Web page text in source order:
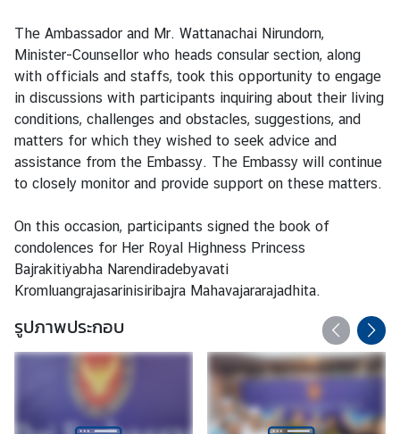
ธุ
ร
กิ
จ
|
B
u
s
i
n
e
s
s
ท่
The Ambassador and Mr. Wattanachai Nirundorn,
Minister-Counsellor who heads consular section, along
with officials and staffs, took this opportunity to engage
in discussions with participants inquiring about their living
conditions, challenges and obstacles, suggestions, and
matters for which they wished to seek advice and
assistance from the Embassy. The Embassy will continue
to closely monitor and provide support on these matters.
On this occasion, participants signed the book of
condolences for Her Royal Highness Princess
Bajrakitiyabha Narendiradebyavati
Kromluangrajasarinisiribajra Mahavajararajadhita.
รูปภาพประกอบ